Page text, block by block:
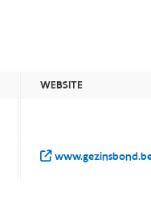
WEBSITE